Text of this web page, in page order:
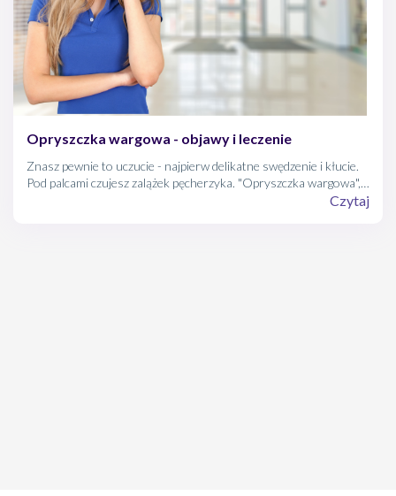
Opryszczka wargowa - objawy i leczenie
Znasz pewnie to uczucie - najpierw delikatne swędzenie i kłucie.
Pod palcami czujesz zalążek pęcherzyka. "Opryszczka wargowa",
myślisz z rezygnacją. Spokojnie! Popularne "zimno" na wargach
Czytaj